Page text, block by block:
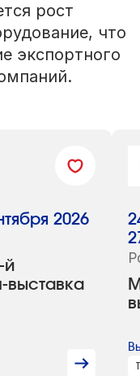
рост
что
экспортного
й
2026